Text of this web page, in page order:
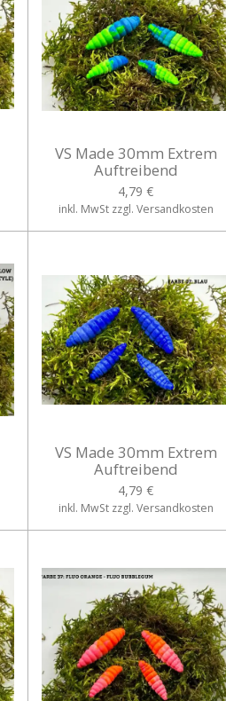
VS Made 30mm Extrem
Auftreibend
4,79 €
inkl. MwSt zzgl. Versandkosten
VS Made 30mm Extrem
Auftreibend
4,79 €
inkl. MwSt zzgl. Versandkosten